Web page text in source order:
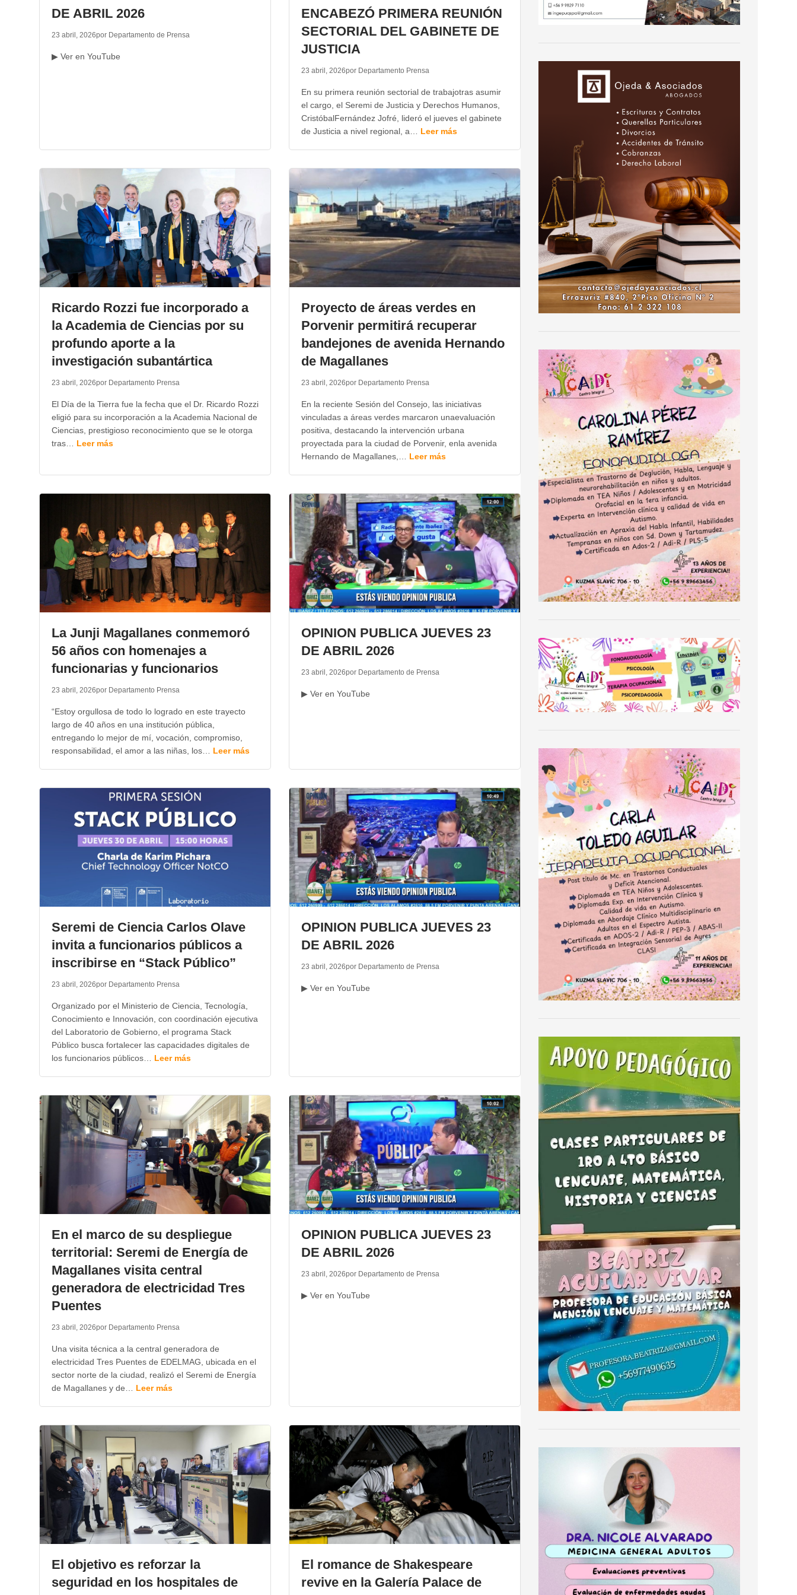
DE ABRIL 2026
23 abril, 2026por Departamento de Prensa
▶ Ver en YouTube
ENCABEZÓ PRIMERA REUNIÓN
SECTORIAL DEL GABINETE DE
JUSTICIA
23 abril, 2026por Departamento Prensa
En su primera reunión sectorial de trabajotras asumir
el cargo, el Seremi de Justicia y Derechos Humanos,
CristóbalFernández Jofré, lideró el jueves el gabinete
de Justicia a nivel regional, a… Leer más
Ricardo Rozzi fue incorporado a
la Academia de Ciencias por su
profundo aporte a la
investigación subantártica
23 abril, 2026por Departamento Prensa
El Día de la Tierra fue la fecha que el Dr. Ricardo Rozzi
eligió para su incorporación a la Academia Nacional de
Ciencias, prestigioso reconocimiento que se le otorga
tras… Leer más
Proyecto de áreas verdes en
Porvenir permitirá recuperar
bandejones de avenida Hernando
de Magallanes
23 abril, 2026por Departamento Prensa
En la reciente Sesión del Consejo, las iniciativas
vinculadas a áreas verdes marcaron unaevaluación
positiva, destacando la intervención urbana
proyectada para la ciudad de Porvenir, enla avenida
Hernando de Magallanes,… Leer más
La Junji Magallanes conmemoró
56 años con homenajes a
funcionarias y funcionarios
23 abril, 2026por Departamento Prensa
“Estoy orgullosa de todo lo logrado en este trayecto
largo de 40 años en una institución pública,
entregando lo mejor de mí, vocación, compromiso,
responsabilidad, el amor a las niñas, los… Leer más
OPINION PUBLICA JUEVES 23
DE ABRIL 2026
23 abril, 2026por Departamento de Prensa
▶ Ver en YouTube
Seremi de Ciencia Carlos Olave
invita a funcionarios públicos a
inscribirse en “Stack Público”
23 abril, 2026por Departamento Prensa
Organizado por el Ministerio de Ciencia, Tecnología,
Conocimiento e Innovación, con coordinación ejecutiva
del Laboratorio de Gobierno, el programa Stack
Público busca fortalecer las capacidades digitales de
los funcionarios públicos… Leer más
OPINION PUBLICA JUEVES 23
DE ABRIL 2026
23 abril, 2026por Departamento de Prensa
▶ Ver en YouTube
En el marco de su despliegue
territorial: Seremi de Energía de
Magallanes visita central
generadora de electricidad Tres
Puentes
23 abril, 2026por Departamento Prensa
Una visita técnica a la central generadora de
electricidad Tres Puentes de EDELMAG, ubicada en el
sector norte de la ciudad, realizó el Seremi de Energía
de Magallanes y de… Leer más
OPINION PUBLICA JUEVES 23
DE ABRIL 2026
23 abril, 2026por Departamento de Prensa
▶ Ver en YouTube
El objetivo es reforzar la
seguridad en los hospitales de
El romance de Shakespeare
revive en la Galería Palace de